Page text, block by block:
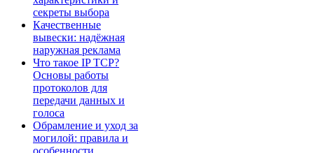
секреты выбора
Качественные
вывески: надёжная
наружная реклама
Что такое IP TCP?
Основы работы
протоколов для
передачи данных и
голоса
Обрамление и уход за
могилой: правила и